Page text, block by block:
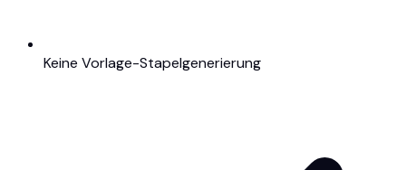
Keine Vorlage-Stapelgenerierung